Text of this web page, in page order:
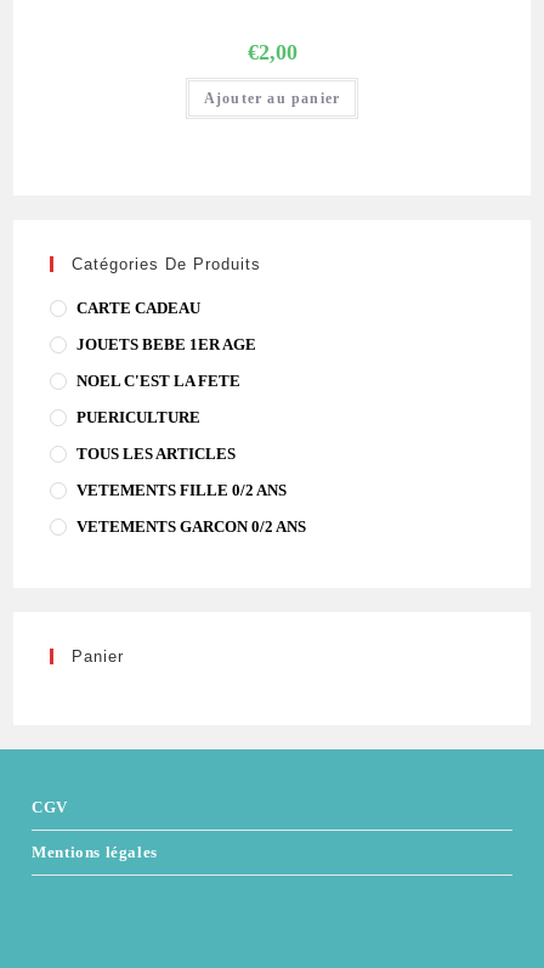
€2,00
Ajouter au panier
Catégories De Produits
CARTE CADEAU
JOUETS BEBE 1ER AGE
NOEL C'EST LA FETE
PUERICULTURE
TOUS LES ARTICLES
VETEMENTS FILLE 0/2 ANS
VETEMENTS GARCON 0/2 ANS
Panier
CGV
Mentions légales